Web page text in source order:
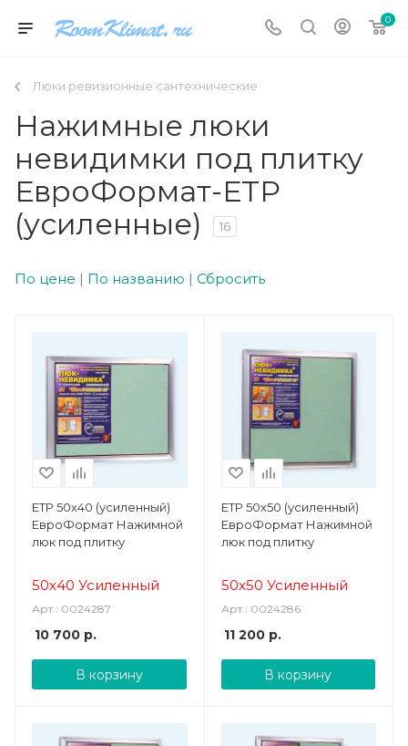
0
Люки ревизионные сантехнические
Нажимные люки
невидимки под плитку
ЕвроФормат-ЕТР
(усиленные)
16
По цене | По названию | Сбросить
ЕТР 50х40 (усиленный)
ЕвроФормат Нажимной
люк под плитку
50х40 Усиленный
Арт.: 0024287
10 700 р.
В корзину
ЕТР 50х50 (усиленный)
ЕвроФормат Нажимной
люк под плитку
50х50 Усиленный
Арт.: 0024286
11 200р.
В корзину